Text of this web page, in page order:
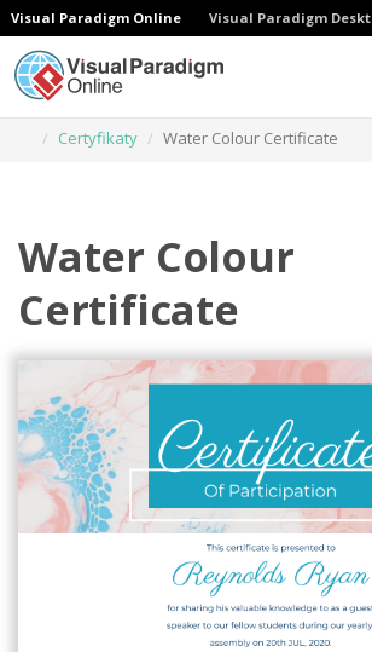
Visual Paradigm Online Visual Paradigm
Certyfikaty
Water Colour Certificate
Water Colour
Certificate